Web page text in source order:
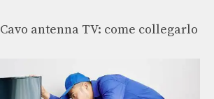
Cavo antenna TV: come collegarlo